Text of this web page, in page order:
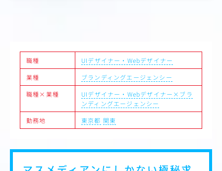
記事：https://job.cinra.net/article/feature/newfolk/
職種
UIデザイナー・Webデザイナー
業種
ブランディングエージェンシー
職種×業種
UIデザイナー・Webデザイナー×ブラ
ンディングエージェンシー
勤務地
東京都 関東